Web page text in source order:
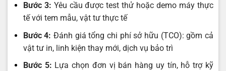
Bước 3: Yêu cầu được test thử hoặc demo máy thực
tế với tem mẫu, vật tư thực tế
Bước 4: Đánh giá tổng chi phí sở hữu (TCO): gồm cả
vật tư in, linh kiện thay mới, dịch vụ bảo trì
Bước 5: Lựa chọn đơn vị bán hàng uy tín, hỗ trợ kỹ